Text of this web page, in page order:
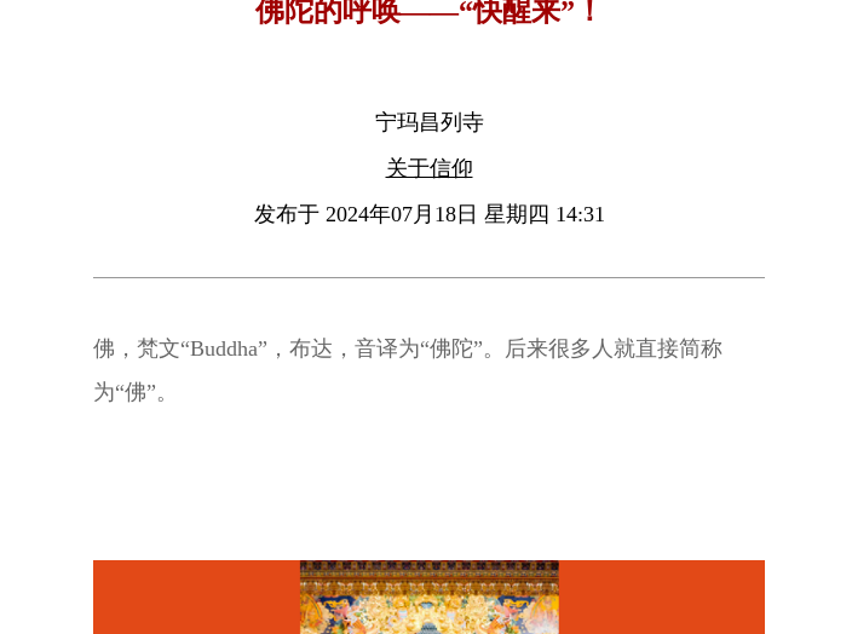
佛陀的呼唤——“快醒来”！
宁玛昌列寺
关于信仰
发布于 2024年07月18日 星期四 14:31
佛，梵文“Buddha”，布达，音译为“佛陀”。后来很多人就直接简称
为“佛”。